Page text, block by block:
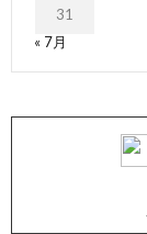
31
« 7月